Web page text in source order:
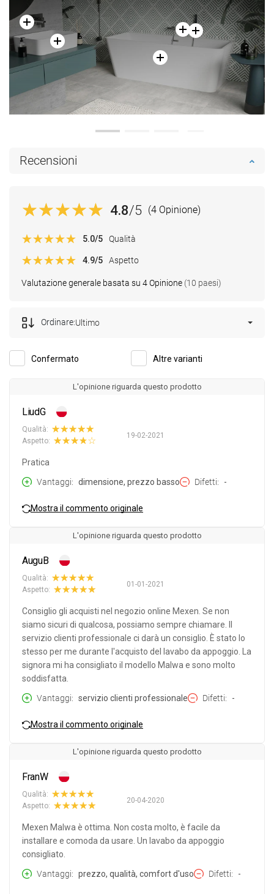
Recensioni
4.8/5 (4 Opinione)
Valutazione generale basata su 4 Opinione (10 paesi)
5.0/5 Qualità
4.9/5 Aspetto
Confermato Altre varianti
Ordinare:Ultimo
L'opinione riguarda questo prodotto
LiudG
19-02-2021
Qualità:
Aspetto:
Pratica
Vantaggi
dimensione, prezzo basso Difetti -
Mostra il commento originale
L'opinione riguarda questo prodotto
AuguB
01-01-2021
Qualità:
Aspetto:
Consiglio gli acquisti nel negozio online Mexen. Se non
siamo sicuri di qualcosa, possiamo sempre chiamare. Il
servizio clienti professionale ci darà un consiglio. È stato lo
stesso per me durante l'acquisto del lavabo da appoggio. La
signora mi ha consigliato il modello Malwa e sono molto
soddisfatta.
Vantaggi
servizio clienti professionale Difetti -
Mostra il commento originale
L'opinione riguarda questo prodotto
FranW
20-04-2020
Qualità:
Aspetto:
Mexen Malwa è ottima. Non costa molto, è facile da
installare e comoda da usare. Un lavabo da appoggio
consigliato.
Vantaggi
prezzo, qualità, comfort d'uso Difetti -